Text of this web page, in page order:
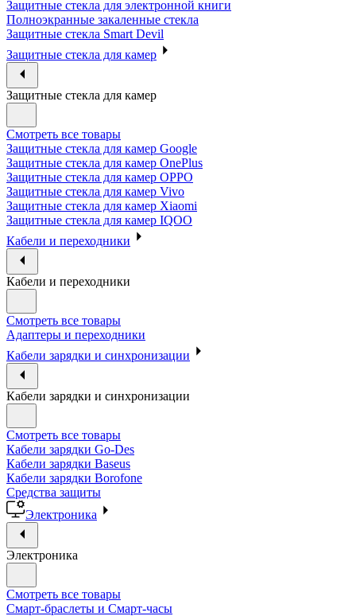
Защитные стекла для электронной книги
Полноэкранные закаленные стекла
Защитные стекла Smart Devil
Защитные стекла для камер
Защитные стекла для камер
Смотреть все товары
Защитные стекла для камер Google
Защитные стекла для камер OnePlus
Защитные стекла для камер OPPO
Защитные стекла для камер Vivo
Защитные стекла для камер Xiaomi
Защитные стекла для камер IQOO
Кабели и переходники
Кабели и переходники
Смотреть все товары
Адаптеры и переходники
Кабели зарядки и синхронизации
Кабели зарядки и синхронизации
Смотреть все товары
Кабели зарядки Go-Des
Кабели зарядки Baseus
Кабели зарядки Borofone
Средства защиты
Электроника
Электроника
Смотреть все товары
Смарт-браслеты и Смарт-часы